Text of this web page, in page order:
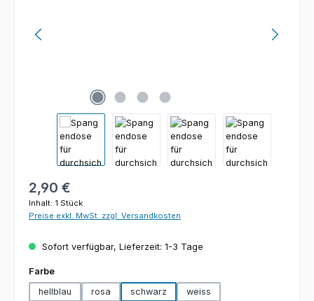
Regulärer Preis:
2,90 €
Inhalt: 1 Stück
Preise exkl. MwSt. zzgl. Versandkosten
Sofort verfügbar, Lieferzeit: 1-3 Tage
Farbeauswählen
hellblau
rosa schwarz weiss